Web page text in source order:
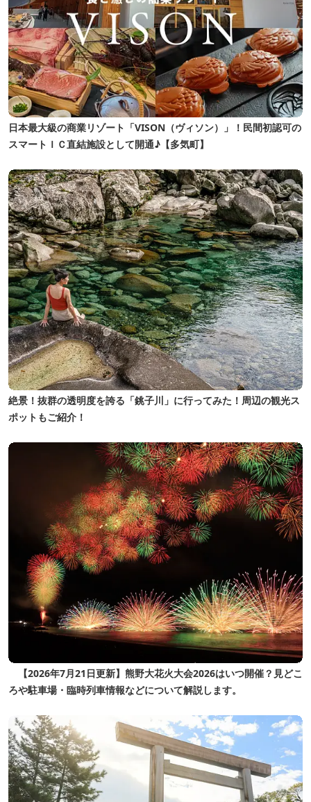
日本最大級の商業リゾート「VISON（ヴィソン）」！民間初認可の
スマートＩＣ直結施設として開通♪【多気町】
絶景！抜群の透明度を誇る「銚子川」に行ってみた！周辺の観光ス
ポットもご紹介！
【2026年7月21日更新】熊野大花火大会2026はいつ開催？見どこ
ろや駐車場・臨時列車情報などについて解説します。